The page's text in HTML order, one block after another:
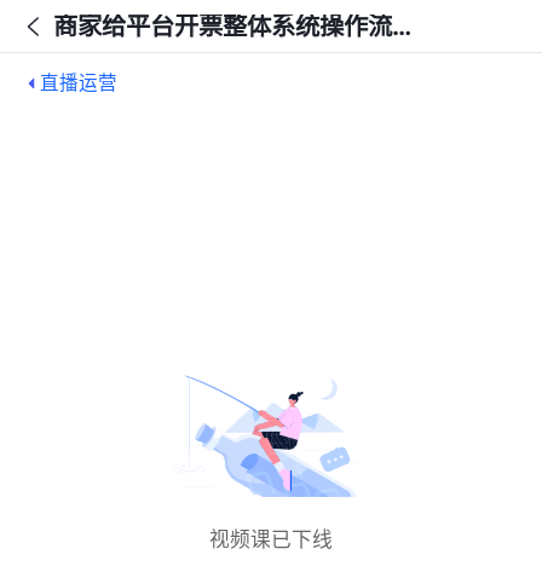
商家给平台开票整体系统操作流程(上）
直播运营
视频课已下线